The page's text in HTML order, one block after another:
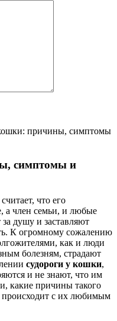
причины, симптомы
симптомы и
что его
а член семьи, и любые
душу и заставляют
К огромному сожалению
как и люди
болезням, страдают
судороги у кошки,
и не знают, что им
какие причины такого
происходит с их любимым